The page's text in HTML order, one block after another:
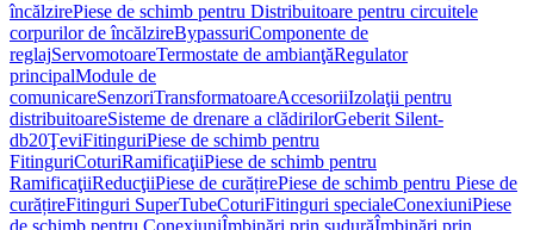
încălzirePiese de schimb pentru Distribuitoare pentru circuitele
corpurilor de încălzireBypassuriComponente de
reglajServomotoareTermostate de ambianţăRegulator
principalModule de
comunicareSenzoriTransformatoareAccesoriiIzolaţii pentru
distribuitoareSisteme de drenare a clădirilorGeberit Silent-
db20ŢeviFitinguriPiese de schimb pentru
FitinguriCoturiRamificaţiiPiese de schimb pentru
RamificaţiiReducţiiPiese de curățirePiese de schimb pentru Piese de
curățireFitinguri SuperTubeCoturiFitinguri specialeConexiuniPiese
de schimb pentru ConexiuniÎmbinări prin sudurăÎmbinări prin